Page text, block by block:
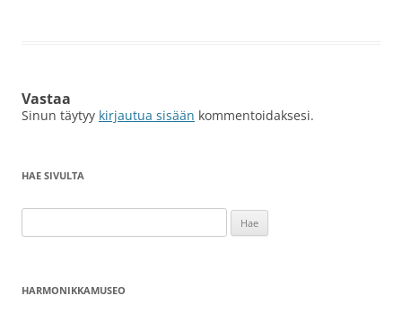
Vastaa
Sinun täytyy kirjautua sisään kommentoidaksesi.
HAE SIVULTA
HARMONIKKAMUSEO